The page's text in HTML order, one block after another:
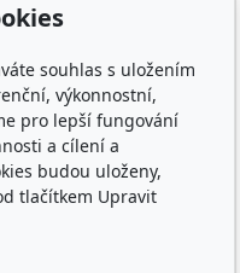
souhlas s uložením
výkonnostní,
pro lepší fungování
a cílení a
budou uloženy,
tlačítkem Upravit